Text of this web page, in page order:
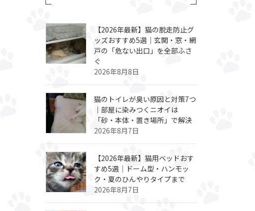
【2026年最新】猫の脱走防止グ
ッズおすすめ5選｜玄関・窓・網
戸の「危ない出口」を全部ふさ
ぐ
2026年8月8日
猫のトイレが臭い原因と対策7つ
｜部屋に染みつくニオイは
「砂・本体・置き場所」で解決
2026年8月7日
【2026年最新】猫用ベッドおす
すめ5選｜ドーム型・ハンモッ
ク・夏のひんやりタイプまで
2026年8月7日